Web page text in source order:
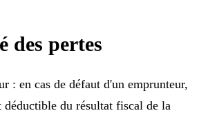
des pertes
: en cas de défaut d'un emprunteur,
déductible du résultat fiscal de la